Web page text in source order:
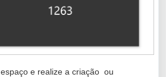
e realize a criação ou